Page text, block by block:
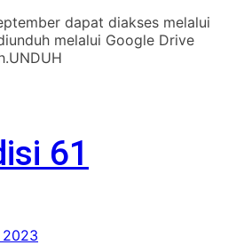
dapat diakses melalui
melalui Google Drive
61